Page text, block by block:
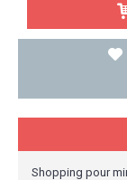
Shopping pour